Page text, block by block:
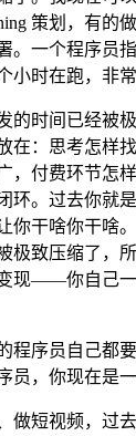
策划，有的
。一个程序员
小时在跑，非常
的时间已经被
在：思考怎样
，付费环节怎
环。过去你就
你干啥你干啥
极致压缩了，
现——你自己
程序员自己都
，你现在是一
做短视频，过